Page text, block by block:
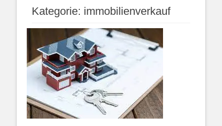
Kategorie: immobilienverkauf